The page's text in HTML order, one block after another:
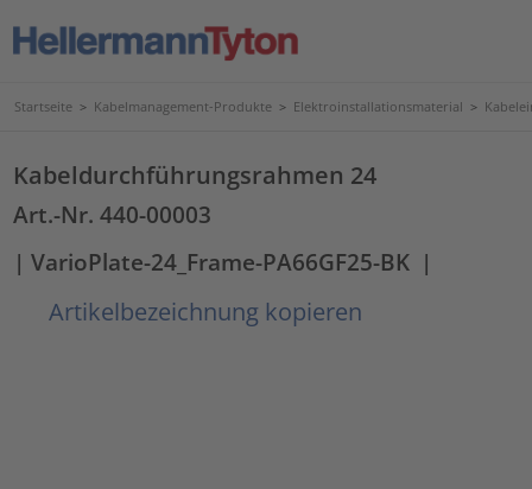
Startseite > Kabelmanagement-Produkte > Elektroinstallationsmaterial >
Kabeldurchführungsrahmen 24
Art.-Nr. 440-00003
| VarioPlate-24_Frame-PA66GF25-BK |
Artikelbezeichnung kopieren